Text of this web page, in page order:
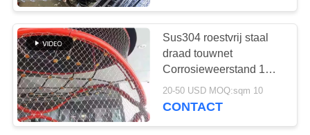
FABRIEKSREIS
KWALITEITSCONTROLE
CONTACTEER
ONS
Sus304 roestvrij staal
draad touwnet
Corrosieweerstand 1m x
30m
20-50 USD MOQ:sqm 10
CONTACT